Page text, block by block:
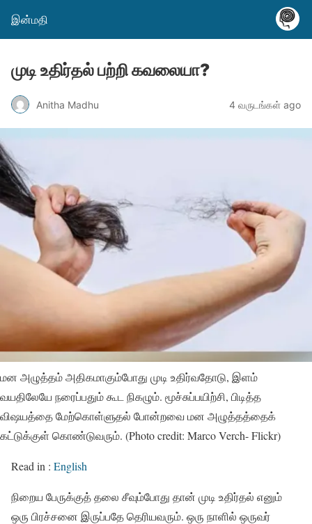
இன்மதி
முடி உதிர்தல் பற்றி கவலையா?
Anitha Madhu 4 வருடங்கள் ago
மன அழுத்தம் அதிகமாகும்போது முடி உதிர்வதோடு, இளம்
வயதிலேயே நரைப்பதும் கூட நிகழும். மூச்சுப்பயிற்சி, பிடித்த
விஷயத்தை மேற்கொள்ளுதல் போன்றவை மன அழுத்தத்தைக்
கட்டுக்குள் கொண்டுவரும். (Photo credit: Marco Verch- Flickr)
Read in : English
நிறைய பேருக்குத் தலை சீவும்போது தான் முடி உதிர்தல் எனும்
ஒரு பிரச்சனை இருப்பதே தெரியவரும். ஒரு நாளில் ஒருவர்